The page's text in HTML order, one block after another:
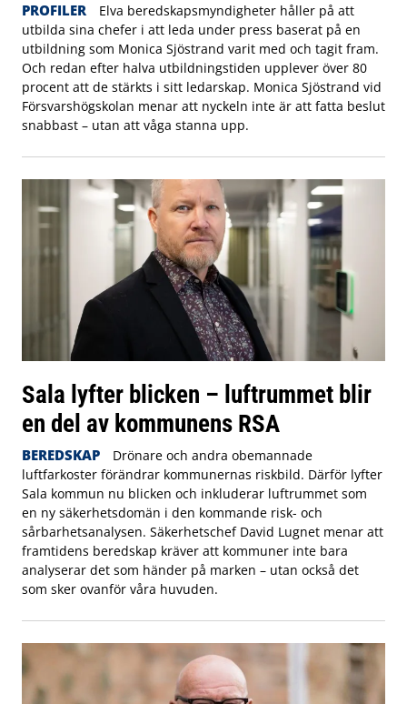
PROFILER
Elva beredskapsmyndigheter håller på att
utbilda sina chefer i att leda under press baserat på en
utbildning som Monica Sjöstrand varit med och tagit fram.
Och redan efter halva utbildningstiden upplever över 80
procent att de stärkts i sitt ledarskap. Monica Sjöstrand vid
Försvarshögskolan menar att nyckeln inte är att fatta beslut
snabbast – utan att våga stanna upp.
Sala lyfter blicken – luftrummet blir
en del av kommunens RSA
BEREDSKAP
Drönare och andra obemannade
luftfarkoster förändrar kommunernas riskbild. Därför lyfter
Sala kommun nu blicken och inkluderar luftrummet som
en ny säkerhetsdomän i den kommande risk- och
sårbarhetsanalysen. Säkerhetschef David Lugnet menar att
framtidens beredskap kräver att kommuner inte bara
analyserar det som händer på marken – utan också det
som sker ovanför våra huvuden.